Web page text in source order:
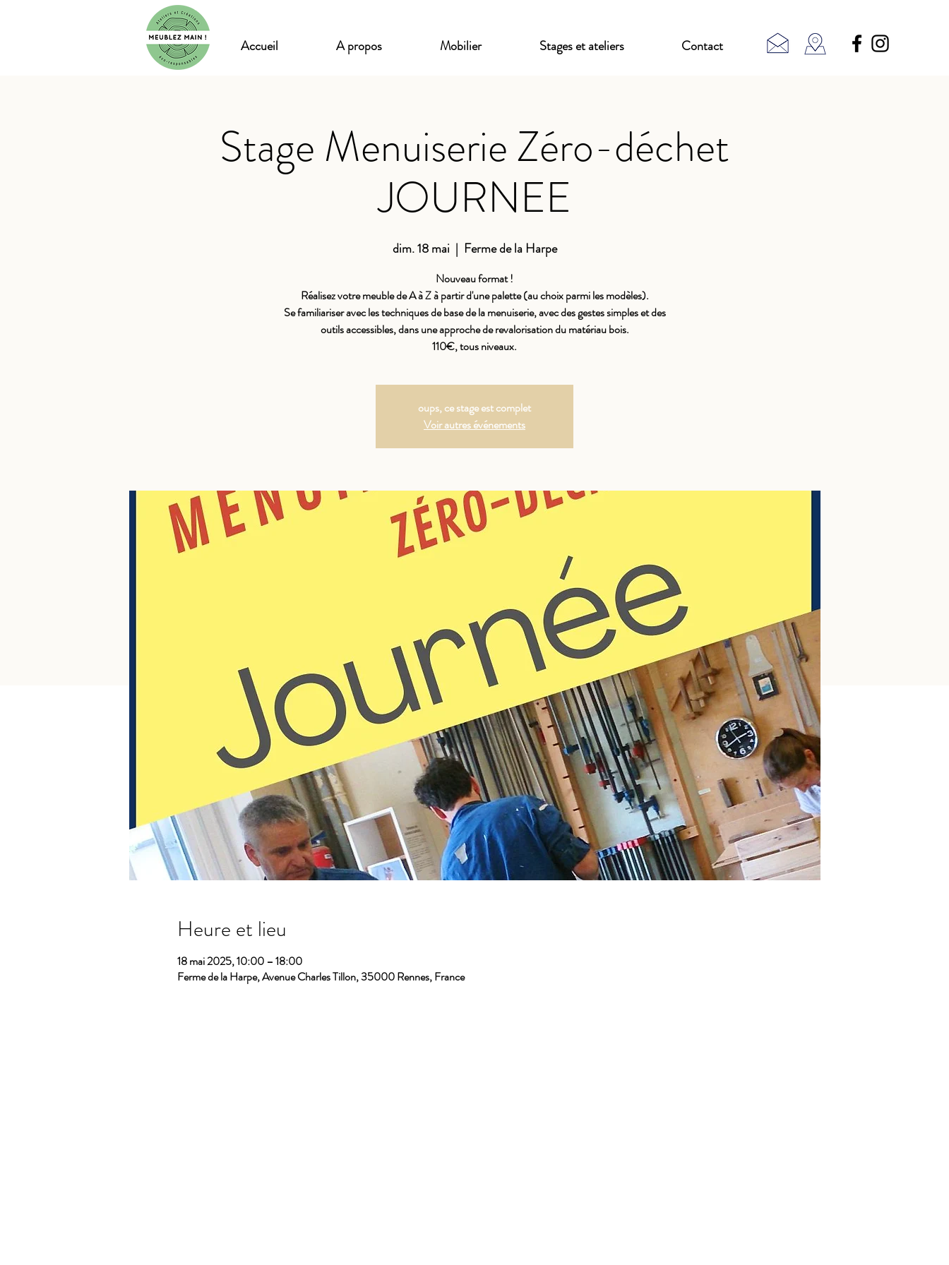
Accueil A propos Mobilier Stages et ateliers Contact
Stage Menuiserie Zéro-déchet
JOURNEE
dim. 18 mai
  |
Ferme de la Harpe
Nouveau format !
Réalisez votre meuble de A à Z à partir d'une palette (au choix parmi les modèles).
Se familiariser avec les techniques de base de la menuiserie, avec des gestes simples et des
outils accessibles, dans une approche de revalorisation du matériau bois.
110€, tous niveaux.
oups, ce stage est complet
Voir autres événements
Heure et lieu
18 mai 2025, 10:00 – 18:00
Ferme de la Harpe, Avenue Charles Tillon, 35000 Rennes, France